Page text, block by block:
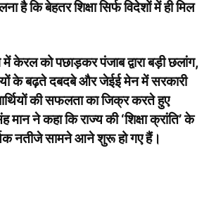
है कि बेहतर शिक्षा सिर्फ विदेशों में ही मिल
में केरल को पछाड़कर पंजाब द्वारा बड़ी छलांग,
के बढ़ते दबदबे और जेईई मेन में सरकारी
की सफलता का जिक्र करते हुए
ने कहा कि राज्य की ‘शिक्षा क्रांति’ के
नतीजे सामने आने शुरू हो गए हैं।